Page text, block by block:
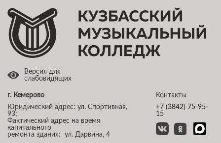
г. Кемерово
Юридический адрес: ул. Спортивная,
93;
Фактический адрес на время
капитального
ремонта здания: ул. Дарвина, 4
Контакты
+7 (3842) 75-95-
15
Версия для
слабовидящих